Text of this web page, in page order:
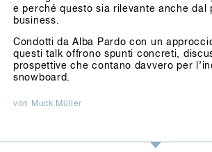
e perché questo sia rilevante anche dal
business.
Condotti da Alba Pardo con un
questi talk offrono spunti concreti,
prospettive che contano davvero per
snowboard.
von Muck Müller